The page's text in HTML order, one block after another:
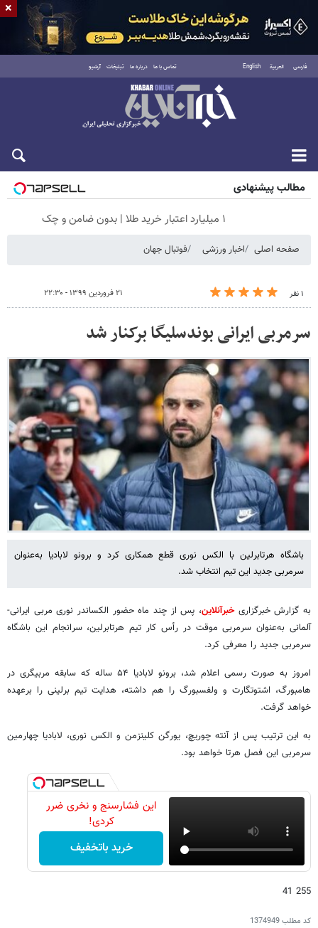
فارسی العربية English تماس با ما درباره ما تبلیغات آرشیو
جمعه ۱۶ مرداد ۱۴۰۵
مطالب پیشنهادی
۱ میلیارد اعتبار خرید طلا | بدون ضامن و چک
صفحه اصلی اخبار ورزشی فوتبال جهان
۱ نفر ۲۱ فروردین ۱۳۹۹ - ۲۲:۳۰
سرمربی ایرانی بوندسلیگا برکنار شد
باشگاه هرتابرلین با الکس نوری قطع همکاری کرد و برونو لابادیا به‌عنوان
سرمربی جدید این تیم انتخاب شد.
به گزارش خبرگزاریخبرآنلاین، پس از چند ماه حضور الکساندر نوری مربی ایرانی-
آلمانی به‌عنوان سرمربی موقت در رأس کار تیم هرتابرلین، سرانجام این باشگاه
سرمربی جدید را معرفی کرد.
امروز به صورت رسمی اعلام شد، برونو لابادیا ۵۴ ساله که سابقه مربیگری در
هامبورگ، اشتوتگارت و ولفسبورگ را هم داشته، هدایت تیم برلینی را برعهده
خواهد گرفت.
به این ترتیب پس از آنته چوریچ، یورگن کلینزمن و الکس نوری، لابادیا چهارمین
سرمربی این فصل هرتا خواهد بود.
این فشارسنج و نخری ضرر
کردی!
خرید باتخفیف
255 41
کد مطلب1374949
×